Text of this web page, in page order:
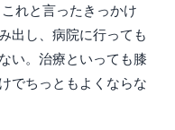
れと言ったきっかけ
出し、病院に行っても
い。治療といっても膝
でちっともよくならな